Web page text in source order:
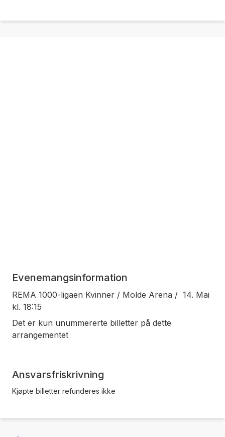
Evenemangsinformation
REMA 1000-ligaen Kvinner / Molde Arena / 14. Mai
kl. 18:15
Det er kun unummererte billetter på dette
arrangementet
Ansvarsfriskrivning
Kjøpte billetter refunderes ikke